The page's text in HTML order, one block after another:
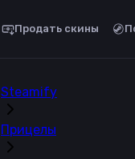
Продать скины
Steamify
Прицелы